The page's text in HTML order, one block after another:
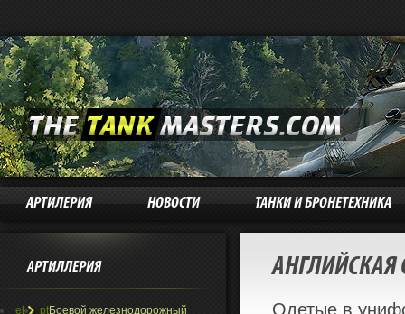
АРТИЛЕРИЯ НОВОСТИ ТАНКИ И БРОНЕТЕХНИКА
АРТИЛЛЕРИЯ
el ptБоевой железнодорожный
Одетые в